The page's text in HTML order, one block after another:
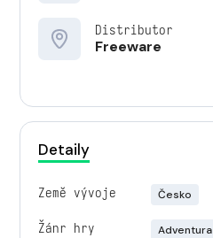
Distributor
Freeware
Detaily
Země vývoje Česko
Žánr hry Adventura